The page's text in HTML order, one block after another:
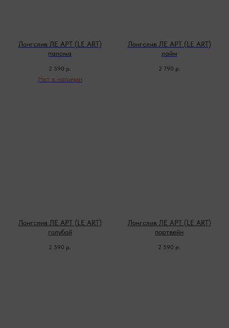
Лонгслив ЛЕ АРТ (LE ART)
палома
2 590 р.
Нет в наличии
Лонгслив ЛЕ АРТ (LE ART)
лайм
2 790 р.
Лонгслив ЛЕ АРТ (LE ART)
голубой
2 590 р.
Лонгслив ЛЕ АРТ (LE ART)
портвейн
2 590 р.